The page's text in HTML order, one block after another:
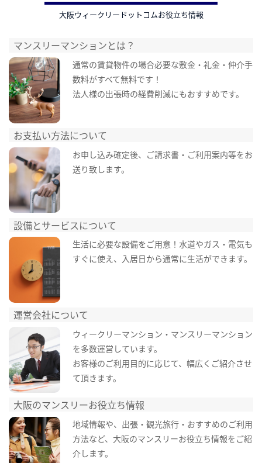
大阪ウィークリードットコムお役立ち情報
マンスリーマンションとは？
通常の賃貸物件の場合必要な敷金・礼金・仲介手
数料がすべて無料です！
法人様の出張時の経費削減にもおすすめです。
お支払い方法について
お申し込み確定後、ご請求書・ご利用案内等をお
送り致します。
設備とサービスについて
生活に必要な設備をご用意！水道やガス・電気も
すぐに使え、入居日から通常に生活ができます。
運営会社について
ウィークリーマンション・マンスリーマンション
を多数運営しています。
お客様のご利用目的に応じて、幅広くご紹介させ
て頂きます。
大阪のマンスリーお役立ち情報
地域情報や、出張・観光旅行・おすすめのご利用
方法など、大阪のマンスリーお役立ち情報をご紹
介します。